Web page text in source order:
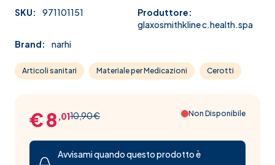
SKU: 971101151
Produttore:
glaxosmithkline c.health.spa
Brand:
narhi
Articoli sanitari Materiale per Medicazioni Cerotti
10,90 €
€ 8 ,01 Non Disponibile
Avvisami quando questo prodotto è